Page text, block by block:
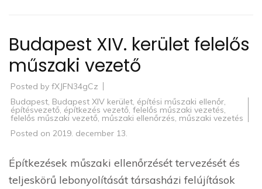
Budapest XIV. kerület felelős
műszaki vezető
Posted by fXJFN34gCz
Budapest, Budapest XIV kerület, építési műszaki ellenőr,
építésvezető, építkezés vezető, felelős műszaki vezetés,
felelős műszaki vezető, műszaki ellenőrzés, műszaki vezetés
Posted on 2019. december 13.
Építkezések műszaki ellenőrzését tervezését és
teljeskörű lebonyolítását társasházi felújítások